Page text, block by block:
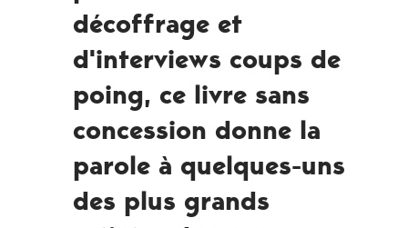
décoffrage et
d'interviews coups de
poing, ce livre sans
concession donne la
parole à quelques-uns
des plus grands